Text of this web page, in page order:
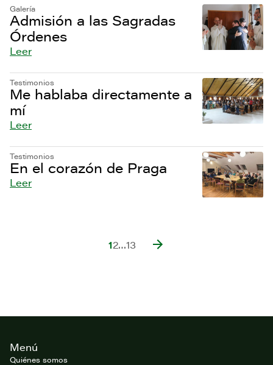
Galería
Admisión a las Sagradas
Órdenes
Leer
Testimonios
Me hablaba directamente a
mí
Leer
Testimonios
En el corazón de Praga
Leer
12…13
Footer
website
Menú
Quiénes somos